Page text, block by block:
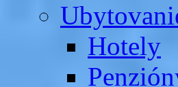
Hotely